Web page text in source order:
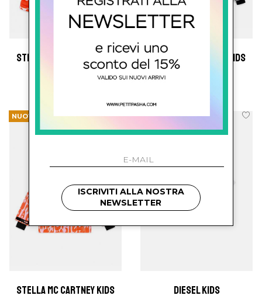
stella mc cartney kids stella mc cartney kids
NUOVI ARRIVI
stella mc cartney kids
NUOVI ARRIVI
diesel kids
ISCRIVITI ALLA NOSTRA
NEWSLETTER